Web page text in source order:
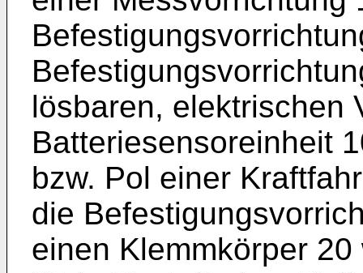
lösbaren, elektrischen
Batteriesensoreinheit
bzw. Pol einer
die
einen Klemmkörper